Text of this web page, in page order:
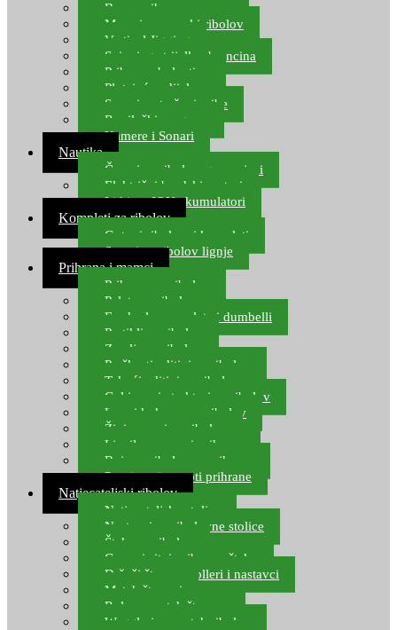
Brum prihrana za more
Mamci za morski ribolov
Vertical Jigging
Spinning strijelke, brancina
Pribor za bolentino
Plutajuća odijela
Sonari za traženje ribe
Ronilački program
Kamere i Sonari
Nautika
Čamci za ribolov, gumenjaci
Električni brodski motori
Lithium ION akumulatori
Kompleti za ribolov
Gotovi ribolovni kompleti
Setovi za ribolov lignje
Prihrana i mamci
Prihrana za ribolov
Pelete za ribolov
Feeder lovne pelete i dumbelli
Partikli za ribolov
Zemlja za ribolov
Praškasti aditivi za ribolov
Tekući aditivi za ribolov
Gel i sprej atraktori za ribolov
Lovni kukuruz za ribolov
Živi mamci za ribolov
Ljepilo za crve i prihranu
Boje za ribolovnu prihranu
Provjereni recepti prihrane
Natjecateljski ribolov
Natjecateljske stolice
Nastavci za ribolovne stolice
Šteke za ribolov
Gume i sitni pribor za šteku
Držači štapova rolleri i nastavci
Match štapovi
Role za match štapove
Waggleri za match ribolov